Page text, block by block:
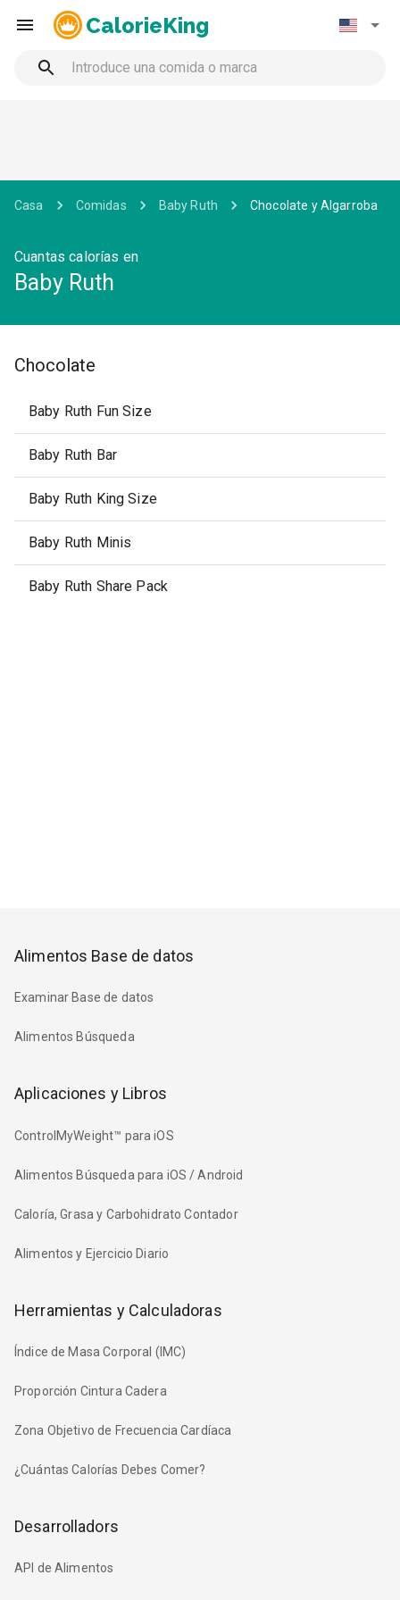
CalorieKing
Casa Comidas Baby Ruth Chocolate y Algarroba
Cuantas calorías en
Baby Ruth
Chocolate
Baby Ruth Fun Size
Baby Ruth Bar
Baby Ruth King Size
Baby Ruth Minis
Baby Ruth Share Pack
Alimentos Base de datos
Examinar Base de datos
Alimentos Búsqueda
Aplicaciones y Libros
ControlMyWeight™ para iOS
Alimentos Búsqueda para iOS / Android
Caloría, Grasa y Carbohidrato Contador
Alimentos y Ejercicio Diario
Herramientas y Calculadoras
Índice de Masa Corporal (IMC)
Proporción Cintura Cadera
Zona Objetivo de Frecuencia Cardíaca
¿Cuántas Calorías Debes Comer?
Desarrolladors
API de Alimentos